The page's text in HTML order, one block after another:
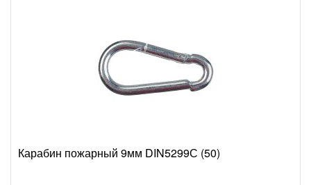
Карабин пожарный 9мм DIN5299С (50)